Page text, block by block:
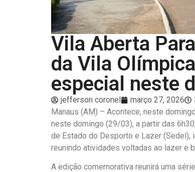
Vila Aberta
da Vila
especial neste
jefferson coronel março 27, 2026
Manaus (AM) – Acontece, neste
neste domingo (29/03), a partir das
de Estado do Desporto e Lazer
reunindo atividades voltadas ao lazer e
A edição comemorativa reunirá uma